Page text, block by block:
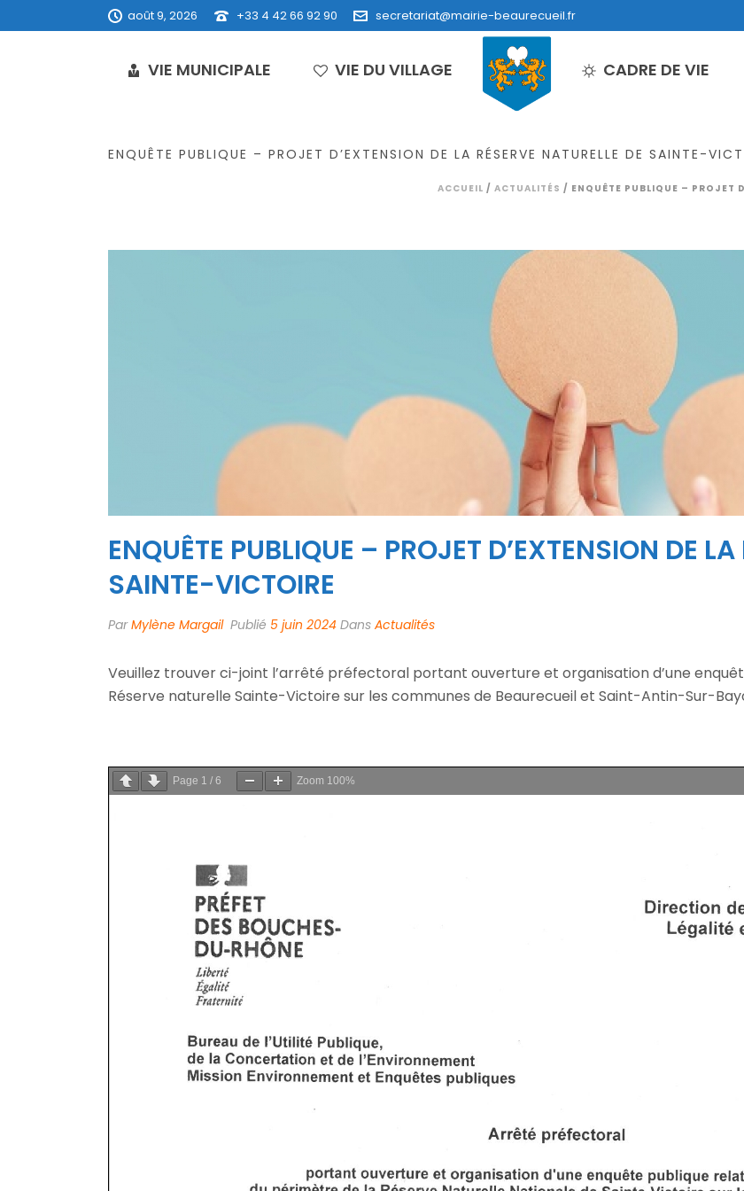
août 9, 2026 +33 4 42 66 92 90 secretariat@mairie-beaurecueil.fr
VIE MUNICIPALE VIE DU VILLAGE CADRE DE VIE
ENQUÊTE PUBLIQUE – PROJET D’EXTENSION DE LA RÉSERVE NATURELLE DE SAINTE-
ACCUEIL / ACTUALITÉS / ENQUÊTE PUBLIQUE – PROJET
ENQUÊTE PUBLIQUE – PROJET D’EXTENSION DE LA
SAINTE-VICTOIRE
ParMylène Margail Publié 5 juin 2024 Dans Actualités
Veuillez trouver ci-joint l’arrêté préfectoral portant ouverture et organisation d’une
Réserve naturelle Sainte-Victoire sur les communes de Beaurecueil et Saint-Antin-Sur-
Page 1 / 6 Zoom 100%